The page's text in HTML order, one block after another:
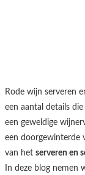
Rode wijn serveren
een aantal details
een geweldige
een doorgewinterde
van het serveren en
In deze blog nemen